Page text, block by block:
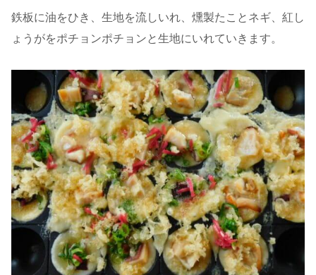
鉄板に油をひき、生地を流しいれ、燻製たことネギ、紅し
ょうがをポチョンポチョンと生地にいれていきます。